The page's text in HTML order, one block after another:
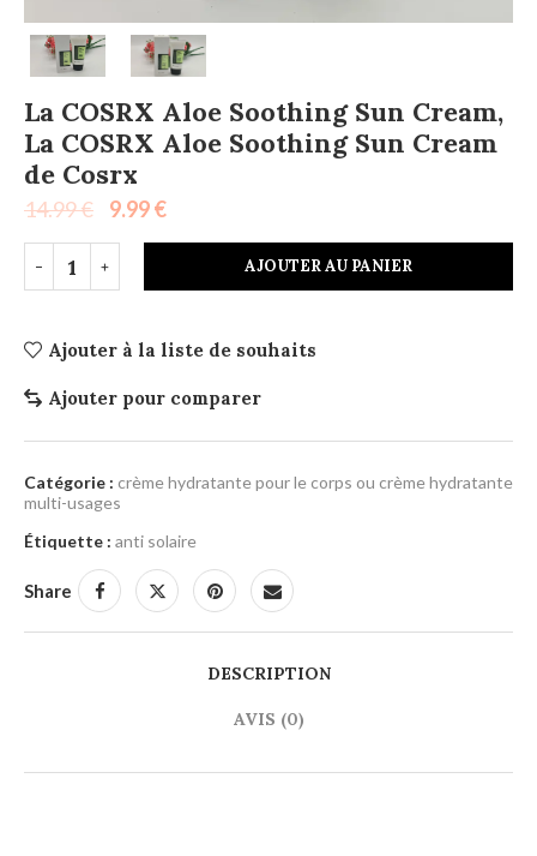
La COSRX Aloe Soothing Sun Cream,
La COSRX Aloe Soothing Sun Cream
de Cosrx
14.99€ 9.99€
AJOUTER AU PANIER
Ajouter à la liste de souhaits
Ajouter pour comparer
Catégorie : crème hydratante pour le corps ou crème hydratante
multi-usages
Étiquette : anti solaire
Share
DESCRIPTION
AVIS (0)